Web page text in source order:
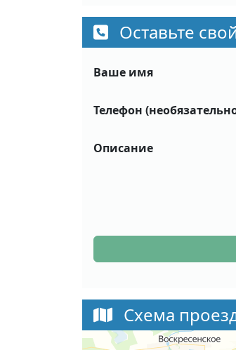
Оставьте
Ваше имя
Телефон
Описание
Схема